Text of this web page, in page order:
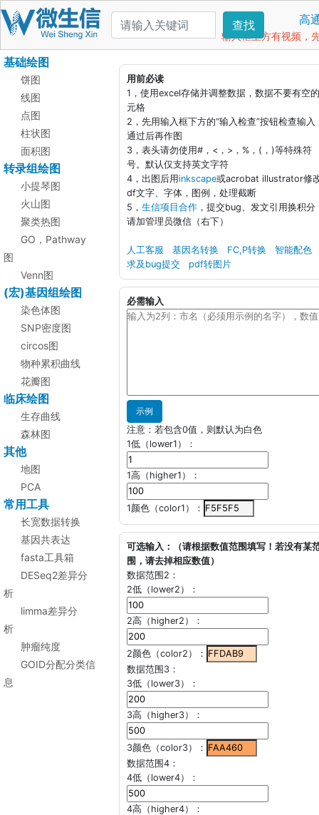
查找 高
输入框上方有视频，
基础绘图
饼图
线图
点图
柱状图
面积图
转录组绘图
小提琴图
火山图
聚类热图
GO，Pathway
图
Venn图
(宏)基因组绘图
染色体图
SNP密度图
circos图
物种累积曲线
花瓣图
临床绘图
生存曲线
森林图
其他
地图
PCA
常用工具
长宽数据转换
基因共表达
fasta工具箱
DESeq2差异分
析
limma差异分
析
肿瘤纯度
GOID分配分类信
息
用前必读
1，使用excel存储并调整数据，数据不要有空
元格
2，先用输入框下方的“输入检查”按钮检查输入
通过后再作图
3，表头请勿使用#，<，>，%，(，)等特殊符
号。默认仅支持英文字符
4，出图后用inkscape或acrobat illustrator修
df文字、字体，图例，处理截断
5， 生信项目合作 ，提交bug、发文引用换积分
请加管理员微信（右下）
人工客服 基因名转换 FC,P转换
智能配色
求及bug提交
pdf转图片
必需输入
示例
注意：若包含0值，则默认为白色
1低（lower1）：
1高（higher1）：
1颜色（color1）：
可选输入：（请根据数值范围填写！若没有某
围，请去掉相应数值）
数据范围2：
2低（lower2）：
2高（higher2）：
2颜色（color2）：
数据范围3：
3低（lower3）：
3高（higher3）：
3颜色（color3）：
数据范围4：
4低（lower4）：
4高（higher4）：